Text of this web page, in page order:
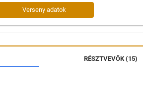
Verseny adatok
RÉSZTVEVŐK (15)